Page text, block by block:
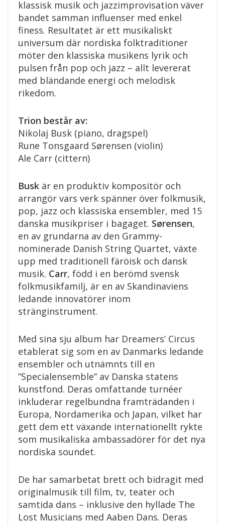
klassisk musik och jazzimprovisation väver
bandet samman influenser med enkel
finess. Resultatet är ett musikaliskt
universum där nordiska folktraditioner
möter den klassiska musikens lyrik och
pulsen från pop och jazz – allt levererat
med bländande energi och melodisk
rikedom.
Trion består av:
Nikolaj Busk (piano, dragspel)
Rune Tonsgaard Sørensen (violin)
Ale Carr (cittern)
Busk är en produktiv kompositör och
arrangör vars verk spänner över folkmusik,
pop, jazz och klassiska ensembler, med 15
danska musikpriser i bagaget. Sørensen,
en av grundarna av den Grammy-
nominerade Danish String Quartet, växte
upp med traditionell färöisk och dansk
musik. Carr, född i en berömd svensk
folkmusikfamilj, är en av Skandinaviens
ledande innovatörer inom
stränginstrument.
Med sina sju album har Dreamers’ Circus
etablerat sig som en av Danmarks ledande
ensembler och utnämnts till en
”Specialensemble” av Danska statens
kunstfond. Deras omfattande turnéer
inkluderar regelbundna framträdanden i
Europa, Nordamerika och Japan, vilket har
gett dem ett växande internationellt rykte
som musikaliska ambassadörer för det nya
nordiska soundet.
De har samarbetat brett och bidragit med
originalmusik till film, tv, teater och
samtida dans – inklusive den hyllade The
Lost Musicians med Aaben Dans. Deras